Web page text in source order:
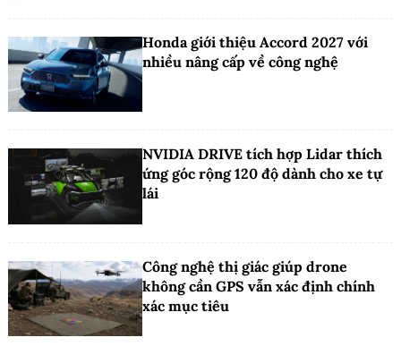
Honda giới thiệu Accord 2027 với
nhiều nâng cấp về công nghệ
NVIDIA DRIVE tích hợp Lidar thích
ứng góc rộng 120 độ dành cho xe tự
lái
Công nghệ thị giác giúp drone
không cần GPS vẫn xác định chính
xác mục tiêu